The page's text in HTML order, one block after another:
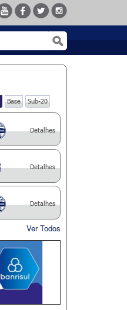
Base Sub-20
Detalhes
Detalhes
Detalhes
Ver Todos